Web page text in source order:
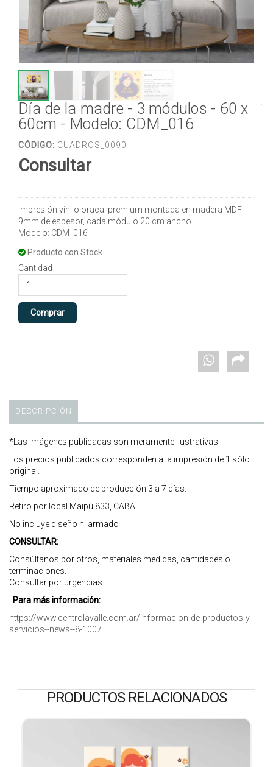
Día de la madre - 3 módulos - 60 x
60cm - Modelo: CDM_016
CÓDIGO: CUADROS_0090
Consultar
Impresión vinilo oracal premium montada en madera MDF
9mm de espesor, cada módulo 20 cm ancho.
Modelo: CDM_016
Producto con Stock
Cantidad
DESCRIPCIÓN
*Las imágenes publicadas son meramente ilustrativas.
Los precios publicados corresponden a la impresión de 1 sólo
original.
Tiempo aproximado de producción 3 a 7 días.
Retiro por local Maipú 833, CABA.
No incluye diseño ni armado
CONSULTAR:
Consúltanos por otros, materiales medidas, cantidades o
terminaciones.
Consultar por urgencias
Para más información:
https://www.centrolavalle.com.ar/informacion-de-productos-y-
servicios--news--8-1007
PRODUCTOS RELACIONADOS